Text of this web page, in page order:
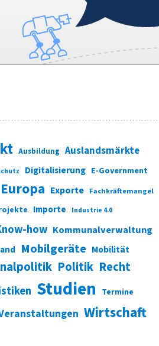
Ausbildung Auslandsmärkte
Digitalisierung E-Government
Europa Exporte Fachkräftemangel
Importe Industrie 4.0
how Kommunalverwaltung
Mobilgeräte Mobilität
Politik Recht
Studien Termine
Wirtschaft